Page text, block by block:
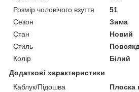
Розмір чоловічого взуття
51
Сезон
Зима
Стан
Новий
Стиль
Колір
Білий
Додаткові характеристики
Каблук/Підошва
Плоска